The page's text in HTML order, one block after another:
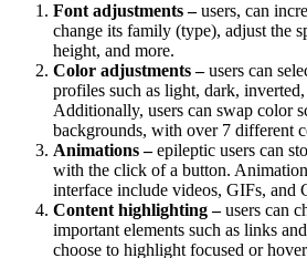
Font adjustments –users, can
change its family (type), adjust the
height, and more.
Color adjustments –users can
profiles such as light, dark,
Additionally, users can swap color
backgrounds, with over 7 different
Animations –epileptic users can
with the click of a button.
interface include videos, GIFs, and
Content highlighting –users can
important elements such as links
choose to highlight focused or